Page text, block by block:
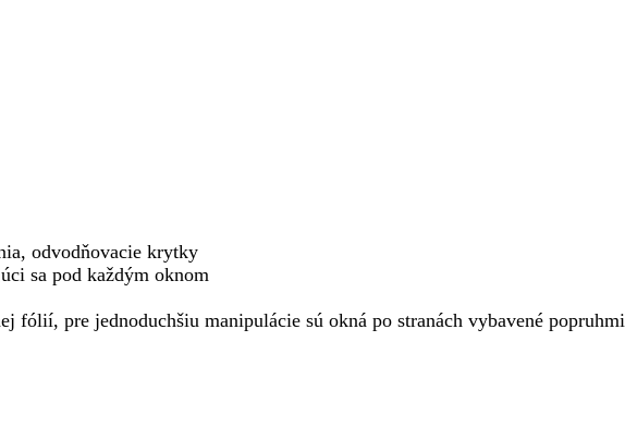
odvodňovacie krytky
sa pod každým oknom
fólií, pre jednoduchšiu manipulácie sú okná po stranách vybavené popruhmi